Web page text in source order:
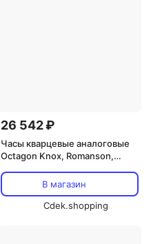
26 542 ₽
Часы кварцевые аналоговые
Octagon Knox, Romanson,
В магазин
Cdek.shopping